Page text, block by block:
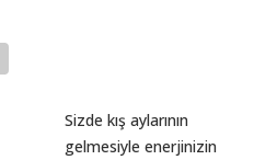
Sizde kış aylarının
gelmesiyle enerjinizin